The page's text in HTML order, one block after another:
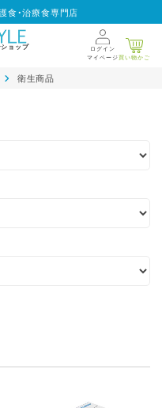
食・治療食専門店
ョップ
ログイン
マイページ買い物かご
衛生商品